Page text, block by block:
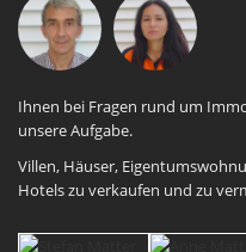
Ihnen bei Fragen rund um
unsere Aufgabe.
Villen, Häuser,
Hotels zu verkaufen und zu